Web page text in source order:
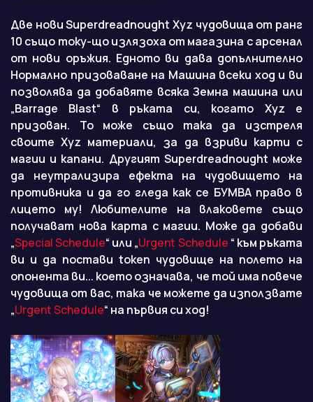
Две нови Superdreadnought Xyz чудовища от ранг
10 също току-що излязоха от магазина с арсенал
от нови оръжия. Едното ви дава допълнително
Нормално призоваване на Машина всеки ход и ви
позволява да добавяте всяка Земна машина или
„Barrage Blast“ в ръката си, когато Xyz е
призован. То може също така да изстреля
своите Xyz материали, за да взриви карти с
магии и капани. Другият Superdreadnought може
да неутрализира ефекта на чудовището на
противника и да го гледа как се БУМВА право в
лицето му! Любителите на влаковете също
получават нова карта с магии. Може да добави
„Special Schedule“ или „Urgent Schedule “ към ръката
ви и да постави token чудовище на полето на
опонента ви... което означава, че той има повече
чудовища от вас, така че можете да използвате
„Urgent Schedule“ на първия си ход!